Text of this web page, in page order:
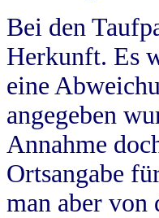
Bei den
Herkunft. Es
eine
angegeben
Annahme
Ortsangabe
man aber von